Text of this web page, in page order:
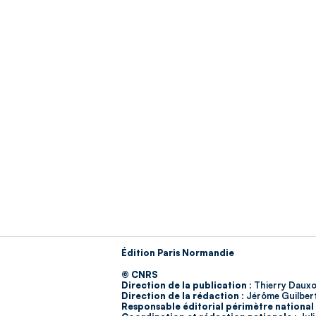
Édition Paris Normandie
© CNRS
Direction de la publication : Thierry
Direction de la rédaction : Jérôme
Responsable éditorial périmètre national